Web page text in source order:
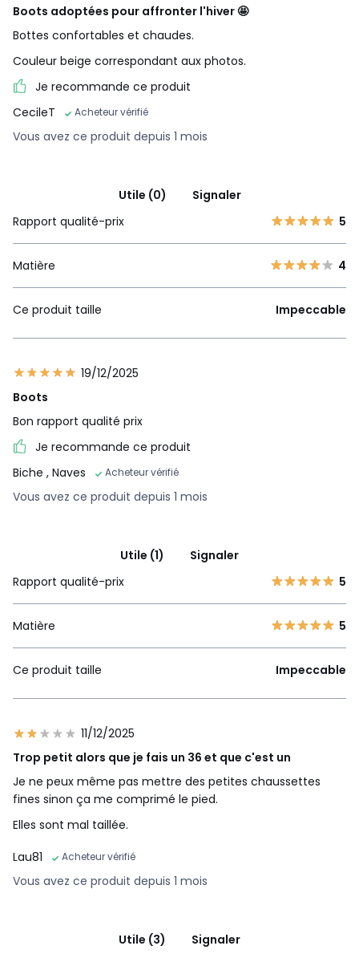
Boots adoptées pour affronter l'hiver 🤩
Bottes confortables et chaudes.
Couleur beige correspondant aux photos.
Je recommande ce produit
CecileT
Acheteur vérifié
Vous avez ce produit depuis 1 mois
Utile (0)
Signaler
Rapport qualité-prix
5
Matière 4
Ce produit taille Impeccable
19/12/2025
Boots
Bon rapport qualité prix
Je recommande ce produit
Biche , Naves Acheteur vérifié
Vous avez ce produit depuis 1 mois
Utile (1)
Signaler
Rapport qualité-prix
5
Matière 5
Ce produit taille Impeccable
11/12/2025
Trop petit alors que je fais un 36 et que c'est un
Je ne peux même pas mettre des petites chaussettes
fines sinon ça me comprimé le pied.
Elles sont mal taillée.
Lau81
Acheteur vérifié
Vous avez ce produit depuis 1 mois
Utile (3) Signaler